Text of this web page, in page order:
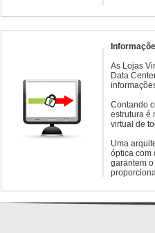
As Lojas
Data
Contando
estrutura é
virtual de
Uma
óptica com
garantem